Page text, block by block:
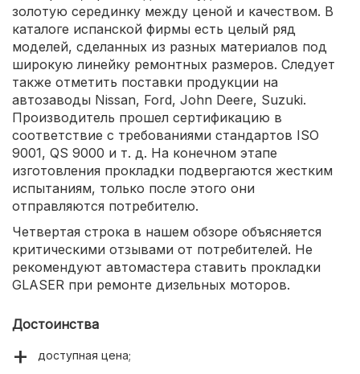
золотую серединку между ценой и качеством. В
каталоге испанской фирмы есть целый ряд
моделей, сделанных из разных материалов под
широкую линейку ремонтных размеров. Следует
также отметить поставки продукции на
автозаводы Nissan, Ford, John Deere, Suzuki.
Производитель прошел сертификацию в
соответствие с требованиями стандартов ISO
9001, QS 9000 и т. д. На конечном этапе
изготовления прокладки подвергаются жестким
испытаниям, только после этого они
отправляются потребителю.
Четвертая строка в нашем обзоре объясняется
критическими отзывами от потребителей. Не
рекомендуют автомастера ставить прокладки
GLASER при ремонте дизельных моторов.
Достоинства
доступная цена;